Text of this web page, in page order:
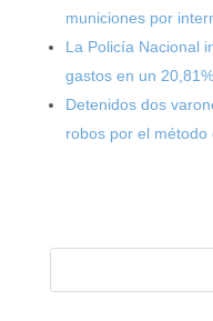
municiones por
La Policía Nacional
gastos en un 20,81%
Detenidos dos
robos por el método